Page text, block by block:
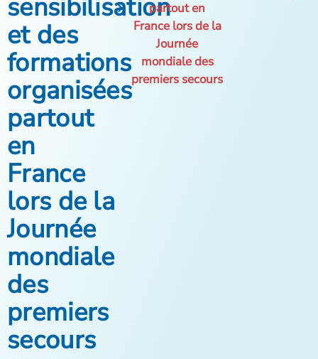
sensibilisation
et des
formations
organisées
partout
en
France
lors de la
Journée
mondiale
des
premiers
secours
partout en
France lors de la
Journée
mondiale des
premiers secours